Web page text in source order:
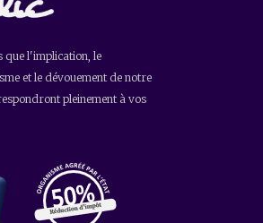
que l'implication, le
et le dévouement de notre
pleinement à vos